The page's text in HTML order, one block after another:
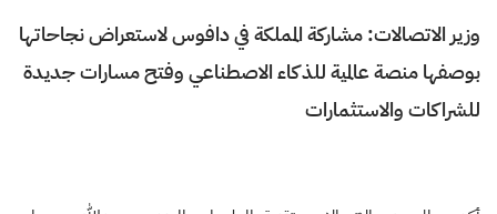
وزير الاتصالات: مشاركة المملكة في دافوس لاستعراض نجاحاتها
بوصفها منصة عالمية للذكاء الاصطناعي وفتح مسارات جديدة
للشراكات والاستثمارات